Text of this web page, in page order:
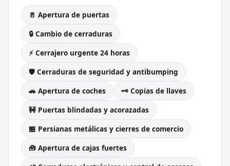
🚪 Apertura de puertas
🔒 Cambio de cerraduras
⚡ Cerrajero urgente 24 horas
🛡️ Cerraduras de seguridad y antibumping
🚗 Apertura de coches
🗝️ Copias de llaves
🚧 Puertas blindadas y acorazadas
🏪 Persianas metálicas y cierres de comercio
🧰 Apertura de cajas fuertes